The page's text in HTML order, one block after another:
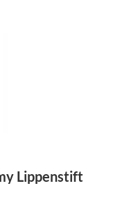
Lippenstift